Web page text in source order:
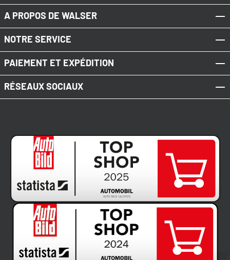
A PROPOS DE WALSER
NOTRE SERVICE
PAIEMENT ET EXPÉDITION
RÉSEAUX SOCIAUX